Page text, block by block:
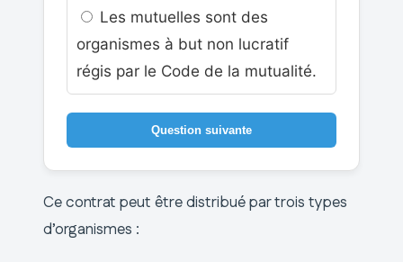
Les mutuelles sont des
organismes à but non lucratif
régis par le Code de la mutualité.
Question suivante
Ce contrat peut être distribué par trois types
d’organismes :